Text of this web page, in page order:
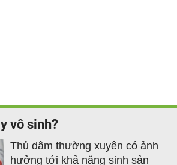
vô sinh?
Thủ dâm thường xuyên có ảnh
hưởng tới khả năng sinh sản